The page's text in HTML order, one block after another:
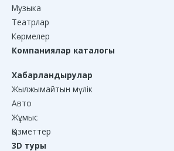
Музыка
Театрлар
Көрмелер
Компаниялар каталогы
Хабарландырулар
Жылжымайтын мүлік
Авто
Жұмыс
Қызметтер
3D туры